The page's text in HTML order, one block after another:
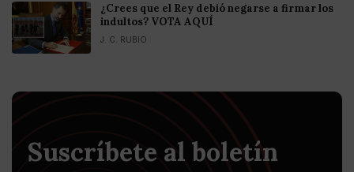
¿Crees que el Rey debió negarse a firmar los
indultos? VOTA AQUÍ
J. C. RUBIO
Suscríbete al boletín